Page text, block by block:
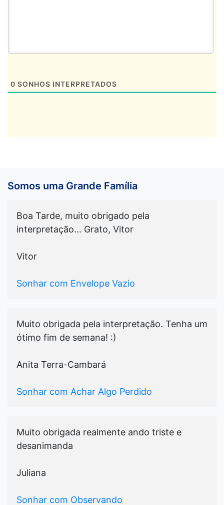
0 SONHOS INTERPRETADOS
Somos uma Grande Família
Boa Tarde, muito obrigado pela
interpretação... Grato, Vitor
Vitor
Sonhar com Envelope Vazio
Muito obrigada pela interpretação. Tenha um
ótimo fim de semana! :)
Anita Terra-Cambará
Sonhar com Achar Algo Perdido
Muito obrigada realmente ando triste e
desanimanda
Juliana
Sonhar com Observando